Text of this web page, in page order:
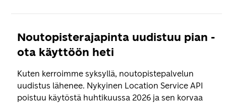
Noutopisterajapinta uudistuu pian -
ota käyttöön heti
Kuten kerroimme syksyllä, noutopistepalvelun
uudistus lähenee. Nykyinen Location Service API
poistuu käytöstä huhtikuussa 2026 ja sen korvaa